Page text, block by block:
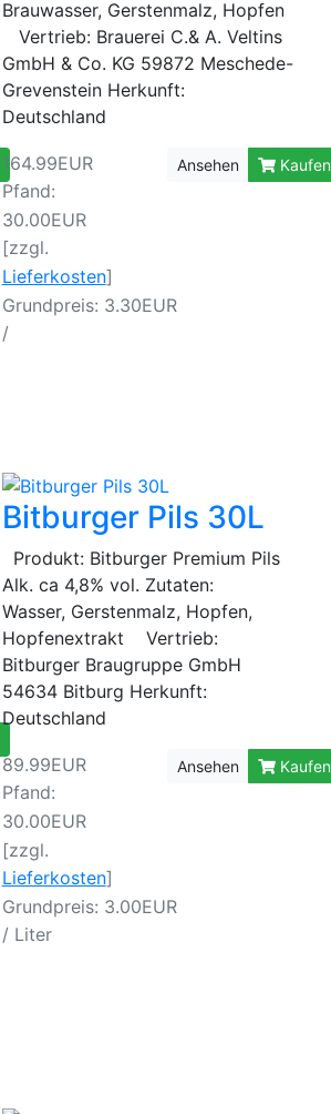
Brauwasser, Gerstenmalz, Hopfen
Vertrieb: Brauerei C.& A. Veltins
GmbH & Co. KG 59872 Meschede-
Grevenstein Herkunft:
Deutschland
164.99EUR
Pfand:
30.00EUR
[zzgl.
Lieferkosten]
Grundpreis: 3.30EUR
/
Ansehen Kaufen
Bitburger Pils 30L
Produkt: Bitburger Premium Pils
Alk. ca 4,8% vol. Zutaten:
Wasser, Gerstenmalz, Hopfen,
Hopfenextrakt Vertrieb:
Bitburger Braugruppe GmbH
54634 Bitburg Herkunft:
Deutschland
89.99EUR
Pfand:
30.00EUR
[zzgl.
Lieferkosten]
Grundpreis: 3.00EUR
/ Liter
Ansehen Kaufen